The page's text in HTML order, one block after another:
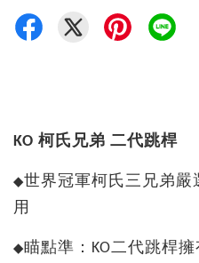
KO 柯氏兄弟 二代跳桿
◆世界冠軍柯氏三兄弟嚴
用
◆瞄點準：KO二代跳桿